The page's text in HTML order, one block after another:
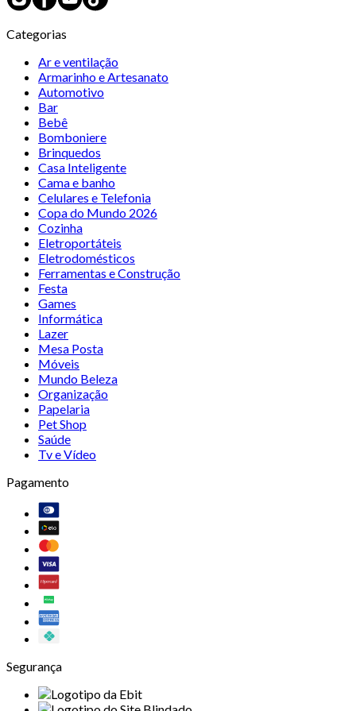
Categorias
Ar e ventilação
Armarinho e Artesanato
Automotivo
Bar
Bebê
Bomboniere
Brinquedos
Casa Inteligente
Cama e banho
Celulares e Telefonia
Copa do Mundo 2026
Cozinha
Eletroportáteis
Eletrodomésticos
Ferramentas e Construção
Festa
Games
Informática
Lazer
Mesa Posta
Móveis
Mundo Beleza
Organização
Papelaria
Pet Shop
Saúde
Tv e Vídeo
Pagamento
Segurança